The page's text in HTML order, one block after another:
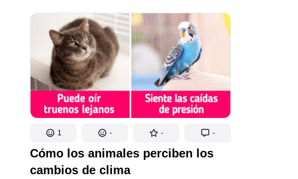
1 - - -
Cómo los animales perciben los
cambios de clima